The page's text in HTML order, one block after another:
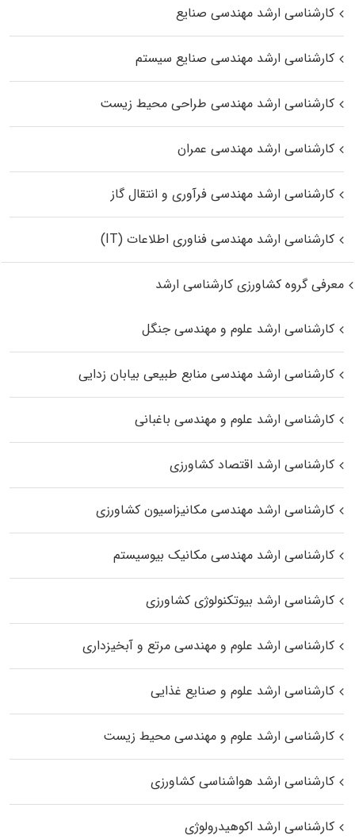
کارشناسی ارشد مهندسی صنایع
کارشناسی ارشد مهندسی صنایع سیستم
کارشناسی ارشد مهندسی طراحی محیط زیست
کارشناسی ارشد مهندسی عمران
کارشناسی ارشد مهندسی فرآوری و انتقال گاز
کارشناسی ارشد مهندسی فناوری اطلاعات (IT)
معرفی گروه کشاورزی کارشناسی ارشد
کارشناسی ارشد علوم و مهندسی جنگل
کارشناسی ارشد مهندسی منابع طبیعی بیابان زدایی
کارشناسی ارشد علوم و مهندسی باغبانی
کارشناسی ارشد اقتصاد کشاورزی
کارشناسی ارشد مهندسی مکانیزاسیون کشاورزی
کارشناسی ارشد مهندسی مکانیک بیوسیستم
کارشناسی ارشد بیوتکنولوژی کشاورزی
کارشناسی ارشد علوم و مهندسی مرتع و آبخیزداری
کارشناسی ارشد علوم و صنایع غذایی
کارشناسی ارشد علوم و مهندسی محیط زیست
کارشناسی ارشد هواشناسی کشاورزی
کارشناسی ارشد اکوهیدرولوژی